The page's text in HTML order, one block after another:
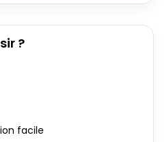
?
facile